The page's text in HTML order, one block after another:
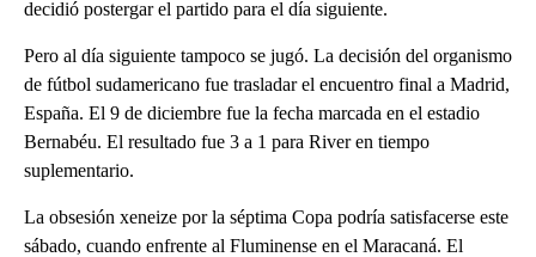
decidió postergar el partido para el día siguiente.
Pero al día siguiente tampoco se jugó. La decisión del organismo
de fútbol sudamericano fue trasladar el encuentro final a Madrid,
España. El 9 de diciembre fue la fecha marcada en el estadio
Bernabéu. El resultado fue 3 a 1 para River en tiempo
suplementario.
La obsesión xeneize por la séptima Copa podría satisfacerse este
sábado, cuando enfrente al Fluminense en el Maracaná. El